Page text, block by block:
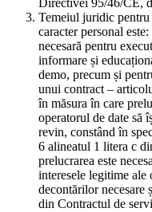
Directivei 95/46/CE,
Temeiul juridic pentru
caracter personal
necesară pentru
informare și
demo, precum și
unui contract –
în măsura în care
operatorul de date să
revin, constând în
6 alineatul 1 litera c
prelucrarea este
interesele legitime ale
decontărilor necesare
din Contractul de